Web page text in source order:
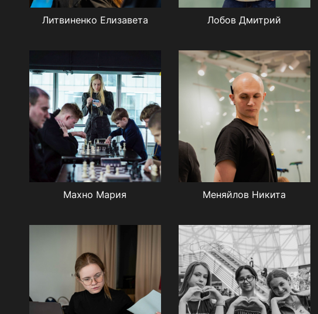
Литвиненко Елизавета Лобов Дмитрий
Махно Мария Меняйлов Никита